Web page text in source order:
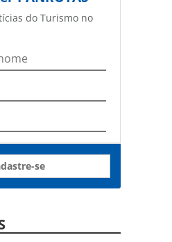
do Turismo no
se